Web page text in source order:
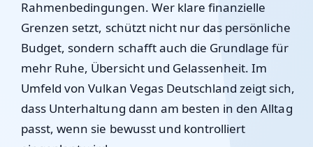
Rahmenbedingungen. Wer klare finanzielle
Grenzen setzt, schützt nicht nur das persönliche
Budget, sondern schafft auch die Grundlage für
mehr Ruhe, Übersicht und Gelassenheit. Im
Umfeld vonVulkan Vegas Deutschland zeigt sich,
dass Unterhaltung dann am besten in den Alltag
passt, wenn sie bewusst und kontrolliert